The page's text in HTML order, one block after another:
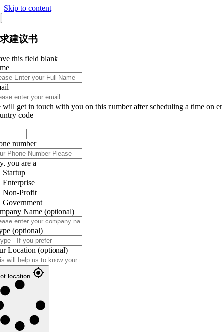
Skip to content
建议书
this field blank
will get in touch with you on this number after scheduling a time on
code
number
you are a
Startup
Enterprise
Non-Profit
Government
Name (optional)
(optional)
Location (optional)
location